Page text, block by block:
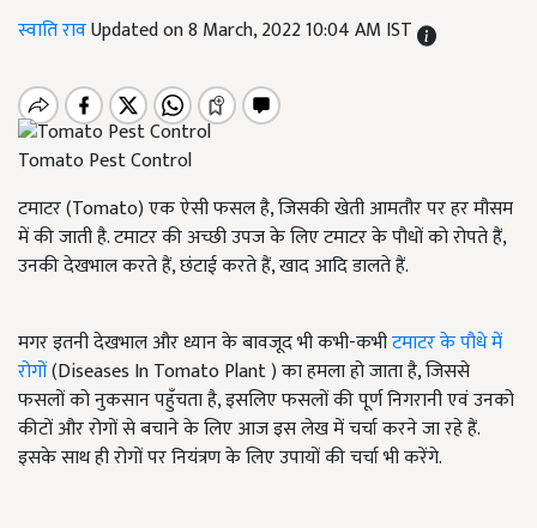
स्वाति रावUpdated on 8 March, 2022 10:04 AM IST
Tomato Pest Control
टमाटर (Tomato) एक ऐसी फसल है, जिसकी खेती आमतौर पर हर मौसम
में की जाती है. टमाटर की अच्छी उपज के लिए टमाटर के पौधों को रोपते हैं,
उनकी देखभाल करते हैं, छंटाई करते हैं, खाद आदि डालते हैं.
मगर इतनी देखभाल और ध्यान के बावजूद भी कभी-कभीटमाटर के पौधे में
रोगों(Diseases In Tomato Plant ) का हमला हो जाता है, जिससे
फसलों को नुकसान पहुँचता है, इसलिए फसलों की पूर्ण निगरानी एवं उनको
कीटों और रोगों से बचाने के लिए आज इस लेख में चर्चा करने जा रहे हैं.
इसके साथ ही रोगों पर नियंत्रण के लिए उपायों की चर्चा भी करेंगे.